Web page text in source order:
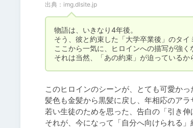
出典： img.dlsite.jp
物語は、いきなり4年後。
そう、彼と約束した「大学卒業後」のタイ
ここから一気に、ヒロインへの描写が強く
それは当然、「あの約束」が迫っているか
このヒロインのシーンが、とても可愛かっ
髪色も金髪から黒髪に戻し、年相応のアラ
若い生徒のためを思った、告白の「引き伸
それが、今になって「自分へ向けられる」